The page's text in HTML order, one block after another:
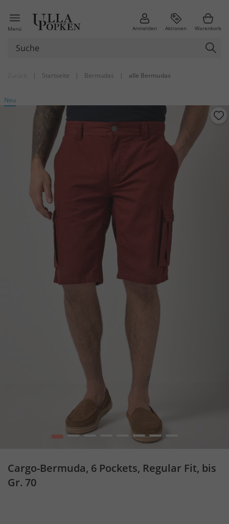
Menü Anmelden Aktionen Warenkorb
| Startseite | Bermudas | alle Bermudas
Neu
1 6 7
Cargo-Bermuda, 6 Pockets, Regular Fit, bis
Gr. 70